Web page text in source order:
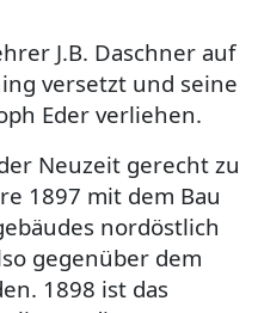
J.B. Daschner auf
versetzt und seine
Eder verliehen.
Neuzeit gerecht zu
1897 mit dem Bau
nordöstlich
gegenüber dem
1898 ist das